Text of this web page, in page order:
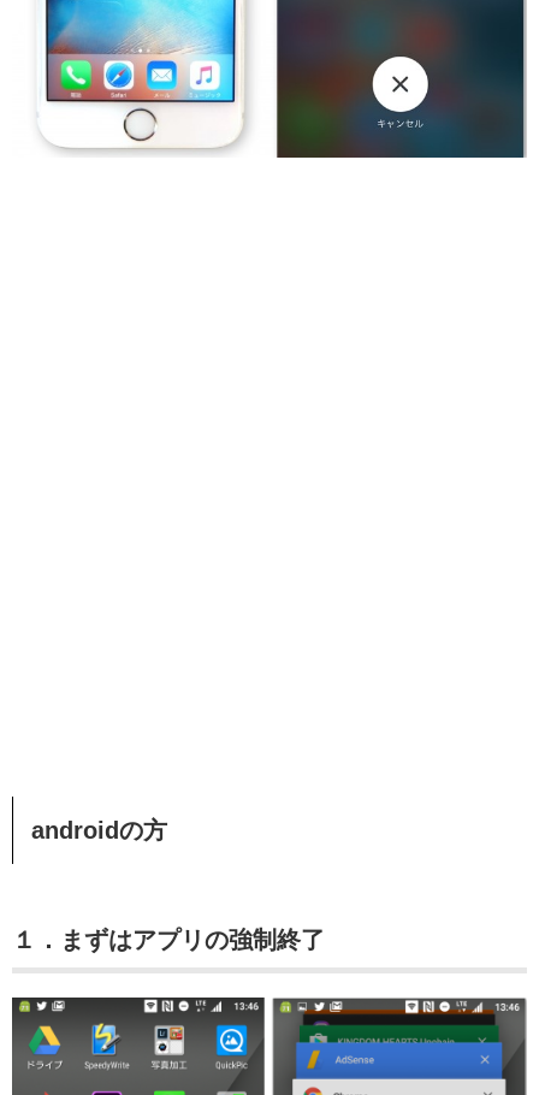
androidの方
１．まずはアプリの強制終了